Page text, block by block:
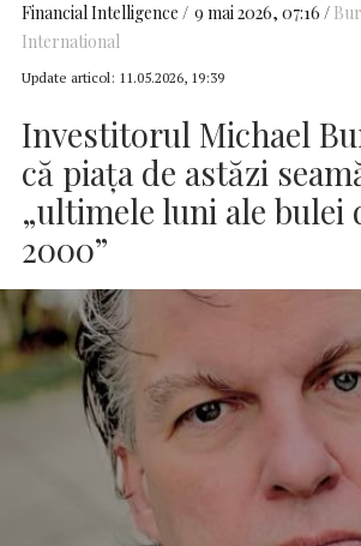
Financial Intelligence 9 mai 2026, 07:16
International
Update articol: 11.05.2026, 19:39
Investitorul Michael
că piața de astăzi
„ultimele luni ale bulei
2000”